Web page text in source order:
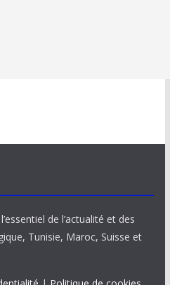
de l’actualité et des
Tunisie, Maroc, Suisse et